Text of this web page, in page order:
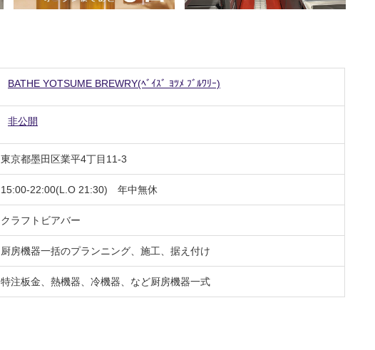
BATHE YOTSUME BREWRY(ﾍﾞｲｽﾞ ﾖﾂﾒ ﾌﾞﾙﾜﾘｰ)
非公開
東京都墨田区業平4丁目11-3
15:00-22:00(L.O 21:30) 年中無休
クラフトビアバー
厨房機器一括のプランニング、施工、据え付け
特注板金、熱機器、冷機器、など厨房機器一式